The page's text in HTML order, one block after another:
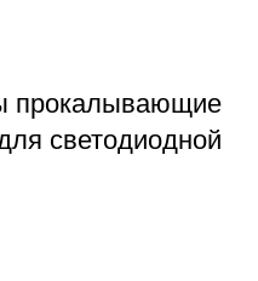
прокалывающие
светодиодной